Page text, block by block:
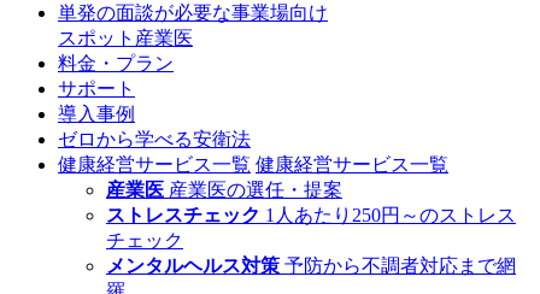
単発の面談が必要な事業場向け
スポット産業医
料金・プラン
サポート
導入事例
ゼロから学べる安衛法
健康経営サービス一覧 健康経営サービス一覧
産業医 産業医の選任・提案
ストレスチェック 1人あたり250円～のストレス
チェック
メンタルヘルス対策 予防から不調者対応まで網